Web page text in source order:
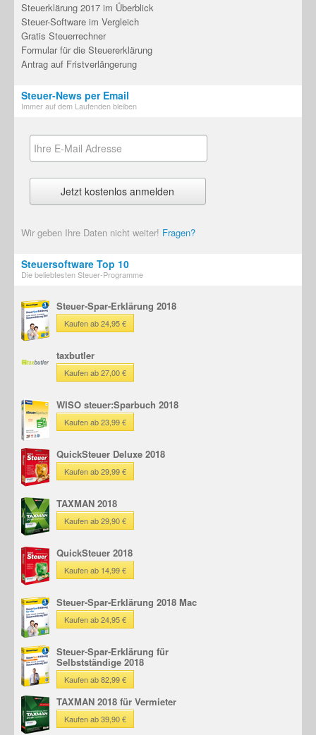
Steuerklärung 2017 im Überblick
Steuer-Software im Vergleich
Gratis Steuerrechner
Formular für die Steuererklärung
Antrag auf Fristverlängerung
Steuer-News per Email
Immer auf dem Laufenden bleiben
Wir geben Ihre Daten nicht weiter! Fragen?
Steuersoftware Top 10
Die beliebtesten Steuer-Programme
Steuer-Spar-Erklärung 2018
Kaufen ab 24,95 €
taxbutler
Kaufen ab 27,00 €
WISO steuer:Sparbuch 2018
Kaufen ab 23,99 €
QuickSteuer Deluxe 2018
Kaufen ab 29,99 €
TAXMAN 2018
Kaufen ab 29,90 €
QuickSteuer 2018
Kaufen ab 14,99 €
Steuer-Spar-Erklärung 2018 Mac
Kaufen ab 24,95 €
Steuer-Spar-Erklärung für
Selbstständige 2018
Kaufen ab 82,99 €
TAXMAN 2018 für Vermieter
Kaufen ab 39,90 €